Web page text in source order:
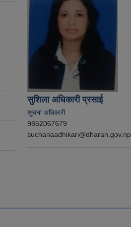
सुशिला अधिकारी प्रसाई
सूचना अधिकारी
9852067679
suchanaadhikari@dharan.gov.np